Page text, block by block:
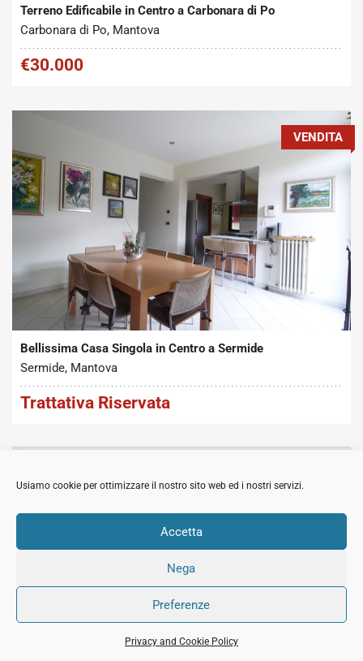
Usiamo cookie per ottimizzare il nostro sito web ed i nostri servizi.
Accetta
Nega
Preferenze
Privacy and Cookie Policy
Terreno Edificabile in Centro a Carbonara di Po
Carbonara di Po, Mantova
€30.000
Tipo contratto:
Vendita
Metratura Commerciale:
180 m
VENDITA
Bellissima Casa Singola in Centro a Sermide
Sermide, Mantova
Trattativa Riservata
MOSTRA ARTICOLI RECENTI
© 2018 All Rights Reserved Immobiliare Sermide.
PI:02420050201.